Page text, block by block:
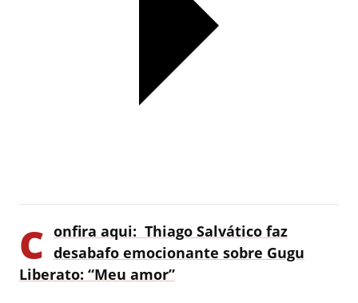
C onfira aqui: Thiago Salvático faz
desabafo emocionante sobre Gugu
Liberato: “Meu amor”